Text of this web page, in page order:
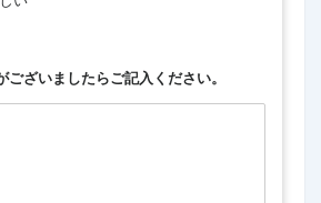
ざいましたらご記入ください。